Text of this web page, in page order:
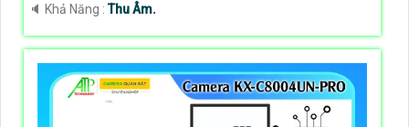
️🔈 Khả Năng :Thu Âm.